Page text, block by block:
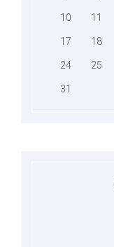
10 11
17 18
24 25
31